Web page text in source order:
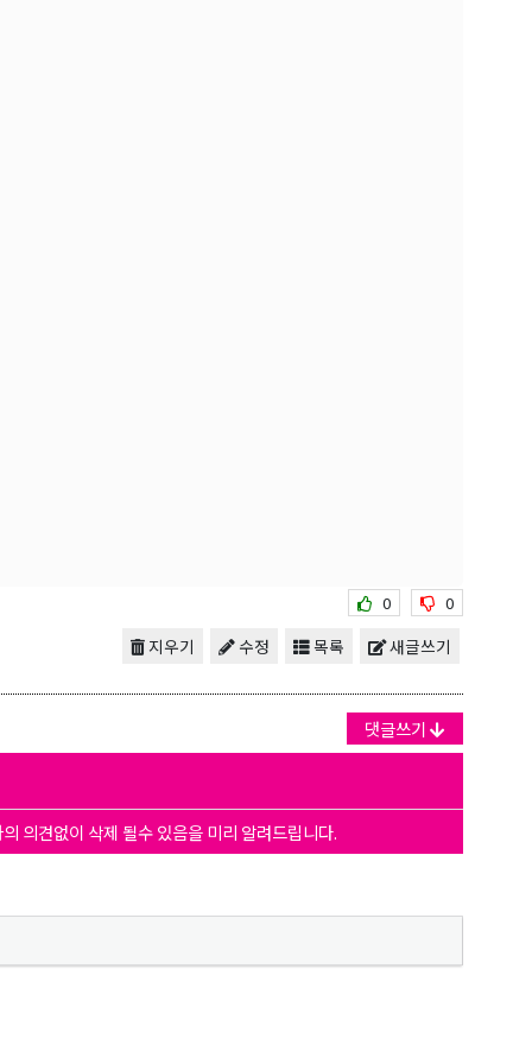
0 0
새글쓰기
목록
수정
지우기
댓글쓰기
의견없이 삭제 될수 있음을 미리 알려드립니다.